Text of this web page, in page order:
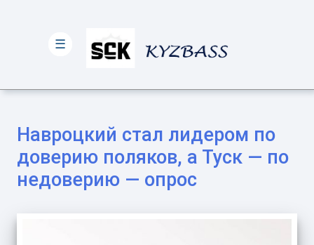
Навроцкий стал лидером по
доверию поляков, а Туск — по
недоверию — опрос
☰